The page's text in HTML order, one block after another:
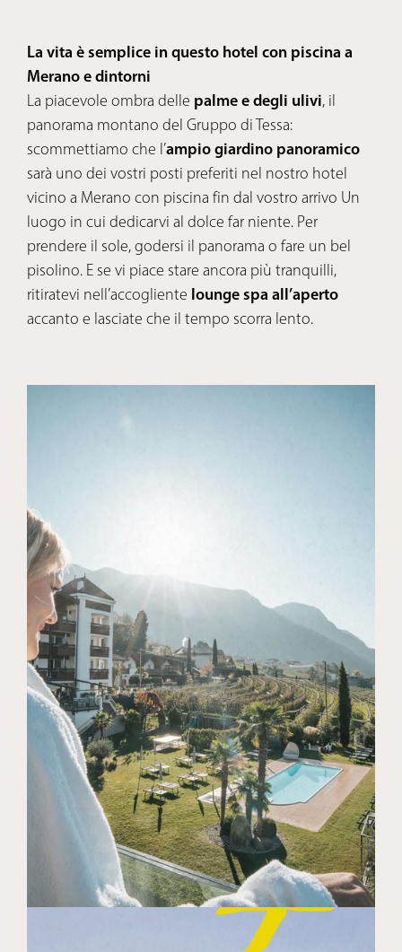
La vita è semplice in questo hotel con piscina a
Merano e dintorni
La piacevole ombra delle palme e degli ulivi, il
panorama montano del Gruppo di Tessa:
scommettiamo che l’ampio giardino panoramico
sarà uno dei vostri posti preferiti nel nostro hotel
vicino a Merano con piscina fin dal vostro arrivo Un
luogo in cui dedicarvi al dolce far niente. Per
prendere il sole, godersi il panorama o fare un bel
pisolino. E se vi piace stare ancora più tranquilli,
ritiratevi nell’accogliente lounge spa all’aperto
accanto e lasciate che il tempo scorra lento.